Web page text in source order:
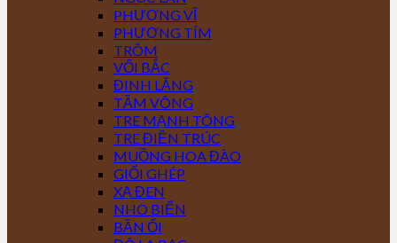
PHƯỢNG VĨ
PHƯỢNG TÍM
TRÔM
VỐI BẮC
ĐINH LĂNG
TẦM VÔNG
TRE MẠNH TÔNG
TRE ĐIỀN TRÚC
MUỒNG HOA ĐÀO
GIỔI GHÉP
XẠ ĐEN
NHO BIỂN
BẦN ỔI